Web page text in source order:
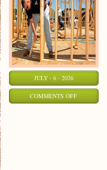
JULY - 6 - 2026
COMMENTS OFFON